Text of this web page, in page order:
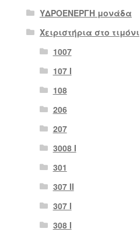
ΥΔΡΟΕΝΕΡΓΗ μονάδα
Χειριστήρια στο τιμόνι
1007
107 Ι
108
206
207
3008 Ι
301
307 II
307 Ι
308 Ι